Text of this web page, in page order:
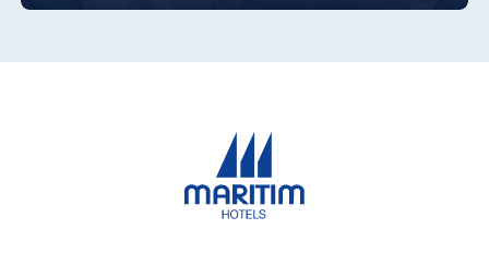
Bulgarie
Blue Albena